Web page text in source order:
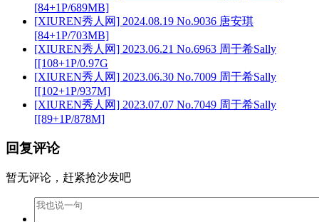
[84+1P/689MB]
[XIUREN秀人网] 2024.08.19 No.9036 唐安琪
[84+1P/703MB]
[XIUREN秀人网] 2023.06.21 No.6963 周于希Sally
[[108+1P/0.97G
[XIUREN秀人网] 2023.06.30 No.7009 周于希Sally
[[102+1P/937M]
[XIUREN秀人网] 2023.07.07 No.7049 周于希Sally
[[89+1P/878M]
回复评论
暂无评论，赶紧抢沙发吧